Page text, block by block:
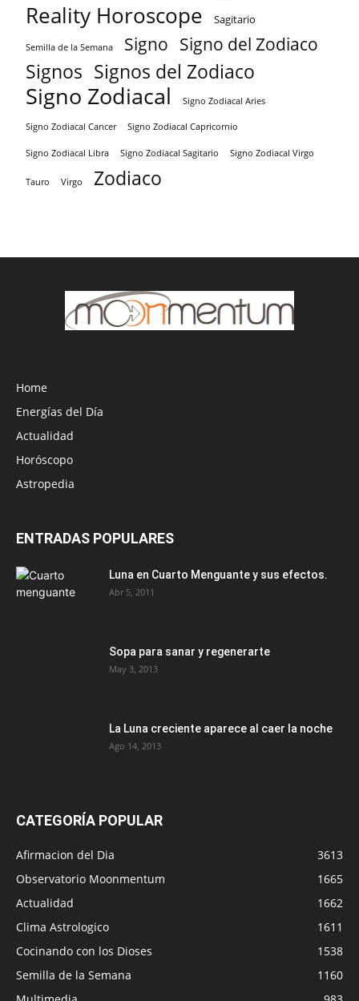
Reality Horoscope Sagitario
Semilla de la Semana Signo Signo del Zodiaco
Signos Signos del Zodiaco
Signo Zodiacal Signo Zodiacal Aries
Signo Zodiacal Cancer Signo Zodiacal Capricornio
Signo Zodiacal Libra Signo Zodiacal Sagitario Signo Zodiacal Virgo
Tauro Virgo Zodiaco
Home
Energías del Día
Actualidad
Horóscopo
Astropedia
ENTRADAS POPULARES
Luna en Cuarto Menguante y sus efectos.
Abr 5, 2011
Sopa para sanar y regenerarte
May 3, 2013
La Luna creciente aparece al caer la noche
Ago 14, 2013
CATEGORÍA POPULAR
Afirmacion del Dia
3613
Observatorio Moonmentum
1665
Actualidad
1662
Clima Astrologico
1611
Cocinando con los Dioses
1538
Semilla de la Semana
1160